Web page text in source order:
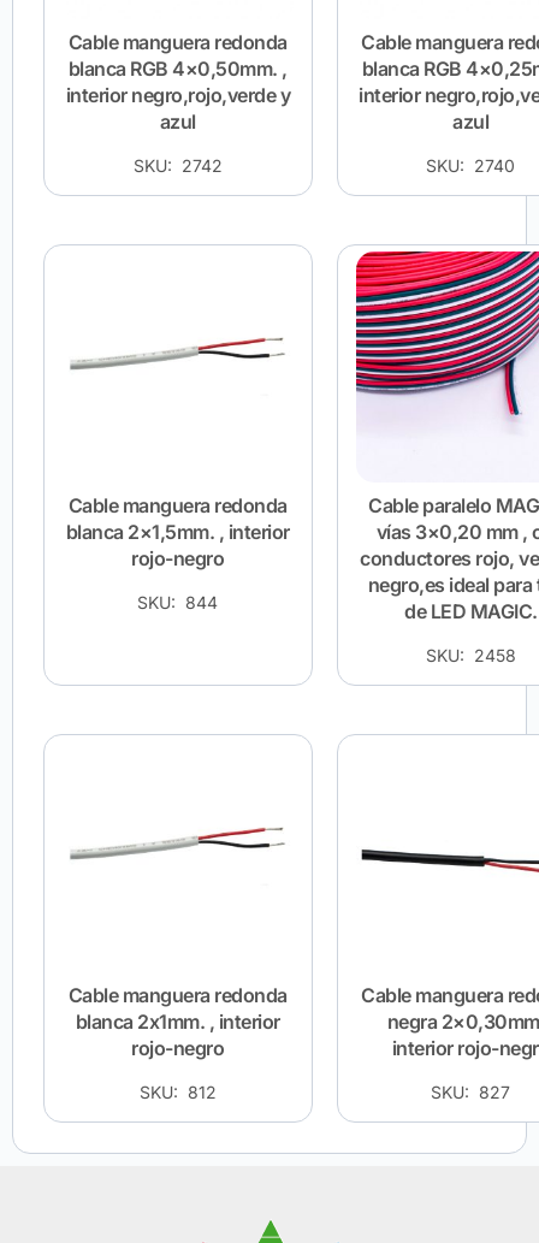
Cable manguera redonda
blanca RGB 4×0,50mm. ,
interior negro,rojo,verde y
azul
SKU: 2742
Cable manguera
blanca RGB
interior
azul
SKU: 2740
Cable manguera redonda
blanca 2×1,5mm. , interior
rojo-negro
SKU: 844
Cable paralelo
vías 3×0,20 mm ,
conductores rojo,
negro,es ideal para
de LED MAGIC.
SKU: 2458
Cable manguera redonda
blanca 2x1mm. , interior
rojo-negro
SKU: 812
Cable manguera
negra
interior rojo-
SKU: 827